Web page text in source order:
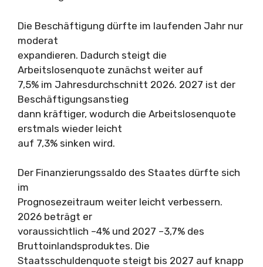
Die Beschäftigung dürfte im laufenden Jahr nur
moderat
expandieren. Dadurch steigt die
Arbeitslosenquote zunächst weiter auf
7,5% im Jahresdurchschnitt 2026. 2027 ist der
Beschäftigungsanstieg
dann kräftiger, wodurch die Arbeitslosenquote
erstmals wieder leicht
auf 7,3% sinken wird.
Der Finanzierungssaldo des Staates dürfte sich
im
Prognosezeitraum weiter leicht verbessern.
2026 beträgt er
voraussichtlich –4% und 2027 –3,7% des
Bruttoinlandsproduktes. Die
Staatsschuldenquote steigt bis 2027 auf knapp